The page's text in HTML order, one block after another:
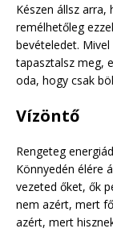
Készen állsz
remélhetőleg
bevételedet.
tapasztalsz meg,
oda, hogy csak
Vízöntő
Rengeteg
Könnyedén élére
vezeted őket, ők
nem azért, mert
azért, mert